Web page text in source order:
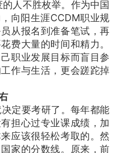
人不胜枚举。作为中国
向阳生涯CCDM职业规
从报名到准备笔试，再
费大量的时间和精力。
职业发展目标而盲目参
作与生活，更会蹉跎掉
定要考研了。每年都能
担心过专业课成绩，加
应该很轻松考取的。然
家的分数线。原来，前